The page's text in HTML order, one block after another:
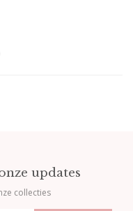
updates
collecties